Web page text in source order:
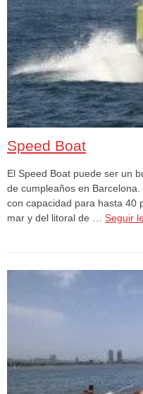
Speed Boat
El Speed Boat puede ser un
de cumpleaños en
con capacidad para hasta 40
mar y del litoral de … Seguir